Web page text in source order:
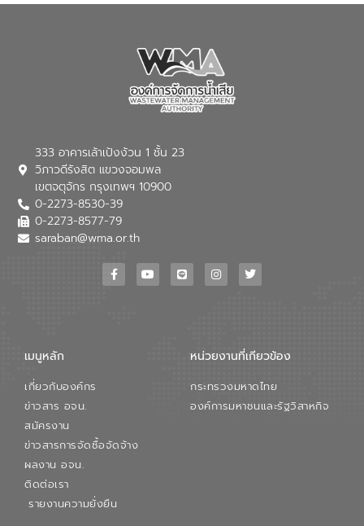
(อจน.) มาผสานกับประสบการณ์และ
เทคโนโลยีโครงข่ายน้ำครบวงจรในพื้นที่ EEC
ของอีสท์ วอเตอร์ เพื่อร่วมกันศึกษา
เทคโนโลยีการปรับปรุงคุณภาพน้ำ (Water
Reuse) และพัฒนารูปแบบการดำเนินงาน
ใช้น้ำที่พุ่งสูงขึ้นจากการขยายตัวของ
การองค์การจัดการน้ำเสีย กล่าวถึงภารกิจ
เพื่อสนับสนุนการพัฒนาเมืองอย่างยั่งยืน
ขณะที่ นายบดินทร์ อุดล กรรมการผู้อำนวย
สมดุลทางเศรษฐกิจและสิ่งแวดล้อมได้อย่าง
ภาคเอกชนในครั้งนี้ นับเป็นก้าวสำคัญของ
องค์การจัดการน้ำเสีย (อจน.) ในการร่วมวาง
333 อาคารเล้าเป้งง้วน 1 ชั้น 23
วิภาวดีรังสิต แขวงจอมพล
เขตจตุจักร กรุงเทพฯ 10900
0-2273-8530-39
0-2273-8577-79
saraban@wma.or.th
เมนูหลัก
เกี่ยวกับองค์กร
ข่าวสาร อจน.
สมัครงาน
ข่าวสารการจัดซื้อจัดจ้าง
ผลงาน อจน.
ติดต่อเรา
รายงานความยั่งยืน
หน่วยงานที่เกียวข้อง
กระทรวงมหาดไทย
องค์การมหาชนและรัฐวิสาหกิจ